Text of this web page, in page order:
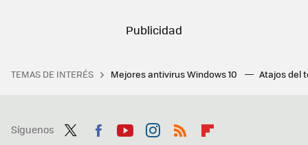
TEMAS DE INTERÉS Mejores antivirus Windows 10 Atajos del
Síguenos